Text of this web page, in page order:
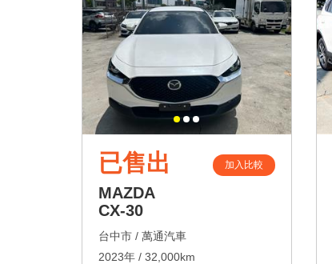
已售出 加入比較
MAZDA
CX-30
台中市 / 萬通汽車
2023年 / 32,000km